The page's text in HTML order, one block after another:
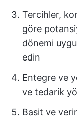
Tercihler,
göre
dönemi
edin
Entegre ve
ve tedarik
Basit ve